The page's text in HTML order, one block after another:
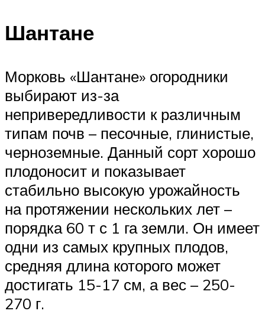
Шантане
Морковь «Шантане» огородники
выбирают из-за
непривередливости к различным
типам почв – песочные, глинистые,
черноземные. Данный сорт хорошо
плодоносит и показывает
стабильно высокую урожайность
на протяжении нескольких лет –
порядка 60 т с 1 га земли. Он имеет
одни из самых крупных плодов,
средняя длина которого может
достигать 15-17 см, а вес – 250-
270 г.